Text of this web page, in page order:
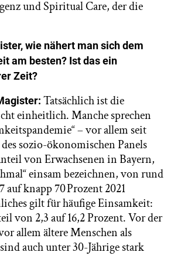
und Spiritual Care, der die
wie nähert man sich dem
am besten? Ist das ein
Zeit?
Tatsächlich ist die
einheitlich. Manche sprechen
– vor allem seit
sozio-ökonomischen Panels
von Erwachsenen in Bayern,
einsam bezeichnen, von rund
auf knapp 70 Prozent 2021
gilt für häufige Einsamkeit:
von 2,3 auf 16,2 Prozent. Vor der
allem ältere Menschen als
auch unter 30-Jährige stark